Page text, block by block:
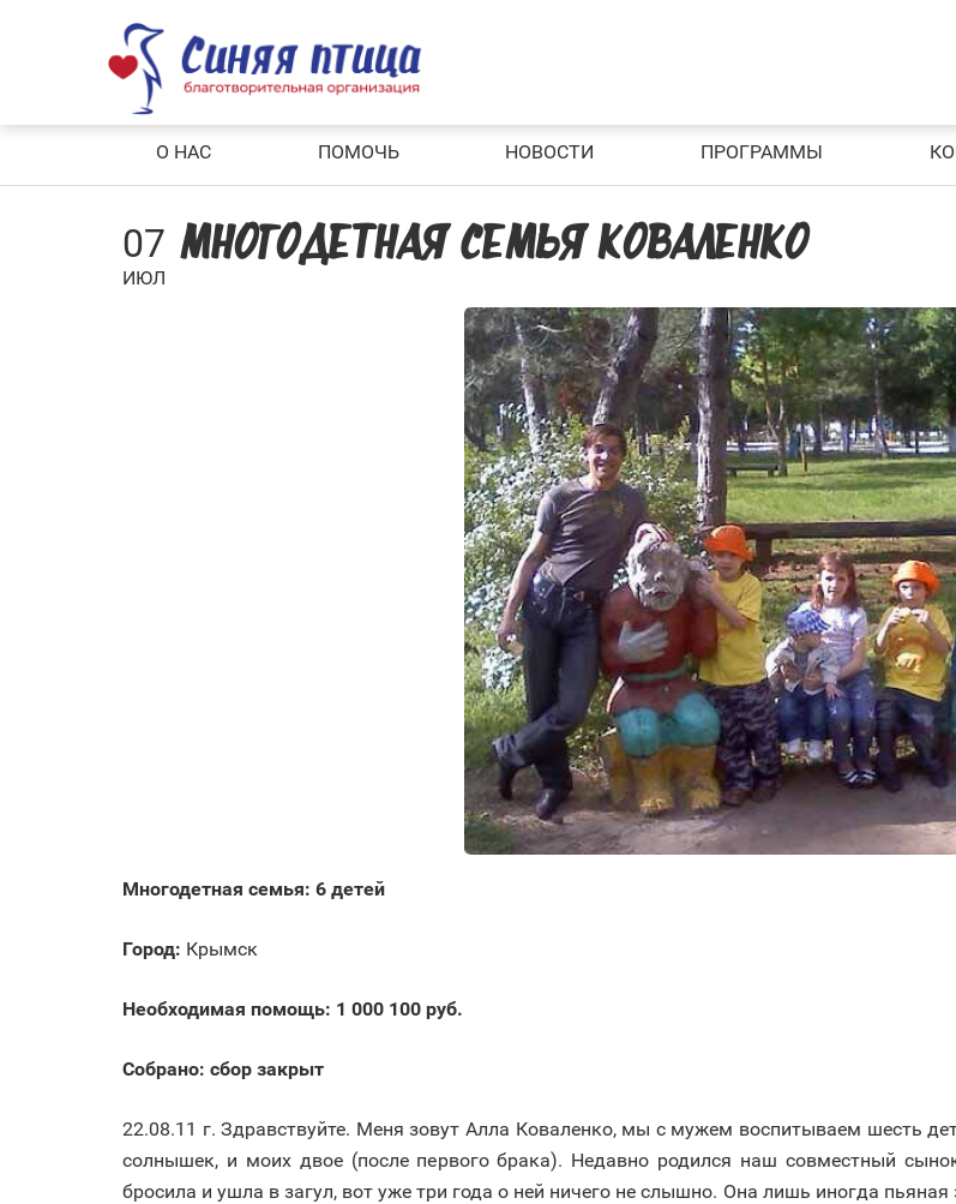
О НАС ПОМОЧЬ НОВОСТИ ПРОГРАММЫ
07
ИЮЛ
МНОГОДЕТНАЯ СЕМЬЯ КОВАЛЕНКО
Многодетная семья: 6 детей
Город: Крымск
Необходимая помощь: 1 000 100 руб.
Собрано: сбор закрыт
22.08.11 г. Здравствуйте. Меня зовут Алла Коваленко, мы с мужем воспитываем шесть
солнышек, и моих двое (после первого брака). Недавно родился наш совместный
бросила и ушла в загул, вот уже три года о ней ничего не слышно. Она лишь иногда